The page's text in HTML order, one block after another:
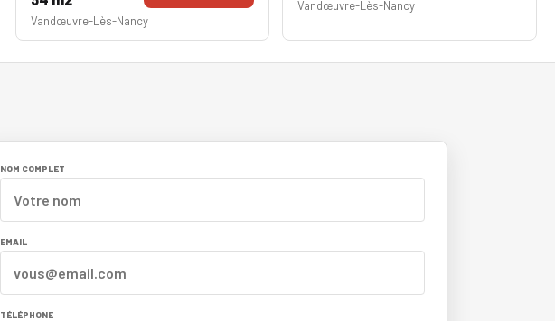
La résidence est très recherchée et
sécurisée. La cave est saine. Le parking
coeur est assuré. Les se
Vandœuvre-Lès-Nancy
Le charme est en rendez-vous. Le coup de
Vandœuvre-Lès-Nancy
NOM COMPLET
EMAIL
TÉLÉPHONE